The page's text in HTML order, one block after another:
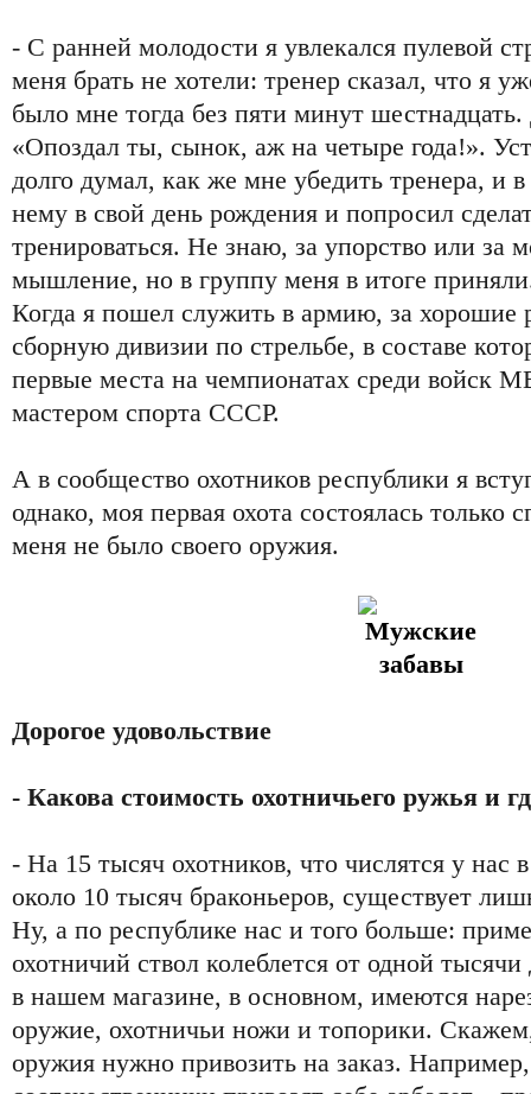
- С ранней молодости я увлекался пулевой
меня брать не хотели: тренер сказал, что я
было мне тогда без пяти минут шестнадцать.
«Опоздал ты, сынок, аж на четыре года!».
долго думал, как же мне убедить тренера, и
нему в свой день рождения и попросил
тренироваться. Не знаю, за упорство или за
мышление, но в группу меня в итоге
Когда я пошел служить в армию, за хорошие
сборную дивизии по стрельбе, в составе
первые места на чемпионатах среди войск
мастером спорта СССР.
А в сообщество охотников республики я
однако, моя первая охота состоялась только
меня не было своего оружия.
Дорогое удовольствие
- Какова стоимость охотничьего ружья и
- На 15 тысяч охотников, что числятся у нас
около 10 тысяч браконьеров, существует
Ну, а по республике нас и того больше:
охотничий ствол колеблется от одной
в нашем магазине, в основном, имеются
оружие, охотничьи ножи и топорики.
оружия нужно привозить на заказ.